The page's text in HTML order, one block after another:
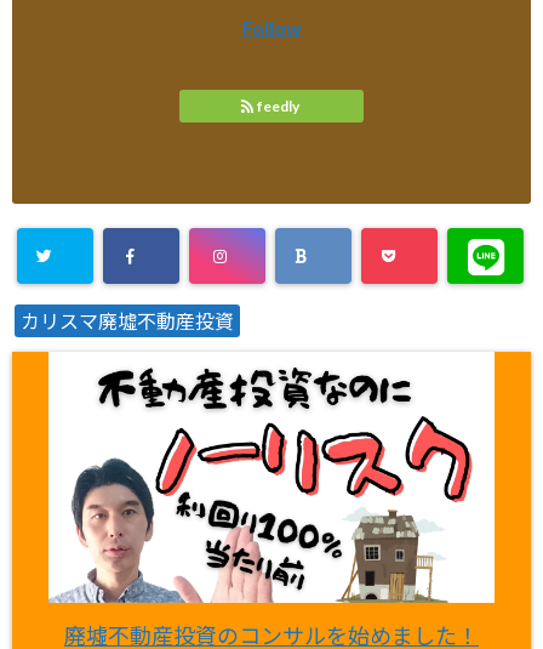
Follow
feedly
カリスマ廃墟不動産投資
廃墟不動産投資のコンサルを始めました！